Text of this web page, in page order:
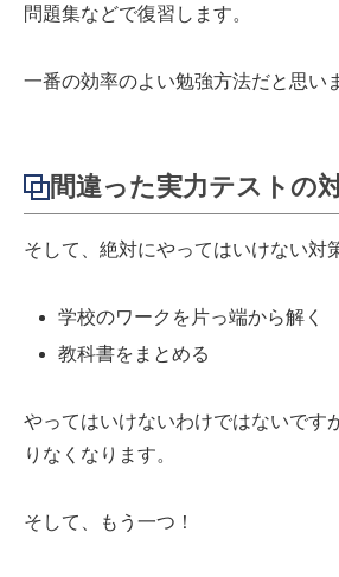
問題集などで復習します。
一番の効率のよい勉強方法だと思い
間違った実力テストの
そして、絶対にやってはいけない対
学校のワークを片っ端から解く
教科書をまとめる
やってはいけないわけではないです
りなくなります。
そして、もう一つ！